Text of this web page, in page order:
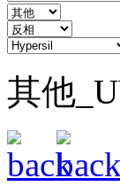
其他